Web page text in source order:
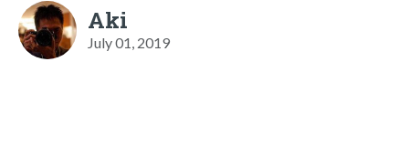
Aki
July 01, 2019